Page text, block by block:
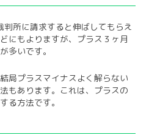
判所に請求すると伸ばしてもらえ
にもよりますが、プラス３ヶ月
多いです。
局プラスマイナスよく解らない
もあります。これは、プラスの
る方法です。